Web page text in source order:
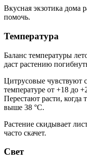
Вкусная экзотика дома
помочь.
Температура
Баланс температуры
даст растению
Цитрусовые чувствуют
температуре от +18 до
Перестают расти, когда
выше 38 °C.
Растение скидывает
часто скачет.
Свет